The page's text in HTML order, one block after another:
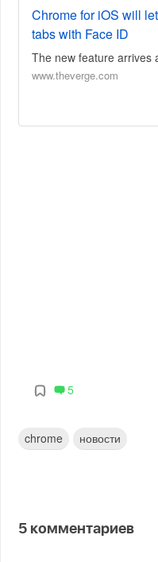
Chrome for iOS will
tabs with Face ID
The new feature arrives
www.theverge.com
5
chrome новости
5 комментариев